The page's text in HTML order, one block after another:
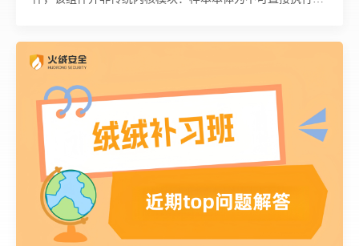
BPF map，13个tracepoint程序附着到系统调用与调度事件。
该过程不触碰内核文本段，不修改系统调用表，无LKM加载
痕迹，基于模块签名与内核完整性校验的防线对此类组件天
然失效。 该组件隐蔽能力来自“策略与逻辑分离”架构，隐藏
目标未硬编码，存放在hidden_pids、hidden_names、
hidden_inodes三个map内，攻击者可随时改写生效，无需重
新编译加载。代码覆盖三个观测维度：枚举/proc时抹除指定
进程；调试器attach隐藏进程时实施反制；读取/proc/net/tcp
或查询netlink时抹除指定连接，覆盖管理员常用的三条自查
路径。 由于该组件具备极强的内核隐身能力，传统杀毒、主
机巡检工具很难发现被隐匿的进程、网络连接与文件，攻击